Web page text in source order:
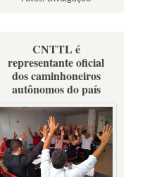
CNTTL é
representante oficial
dos caminhoneiros
autônomos do país